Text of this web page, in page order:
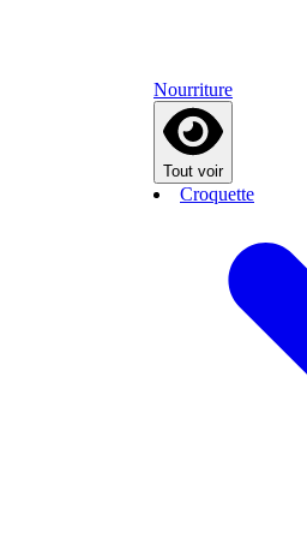
Nourriture
Tout voir
Croquette